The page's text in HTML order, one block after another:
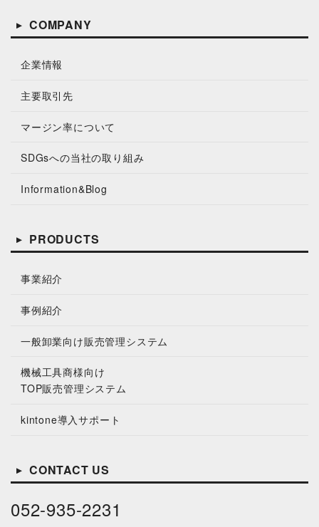
COMPANY
企業情報
主要取引先
マージン率について
SDGsへの当社の取り組み
Information&Blog
PRODUCTS
事業紹介
事例紹介
一般卸業向け販売管理システム
機械工具商様向け
TOP販売管理システム
kintone導⼊サポート
CONTACT US
052-935-2231